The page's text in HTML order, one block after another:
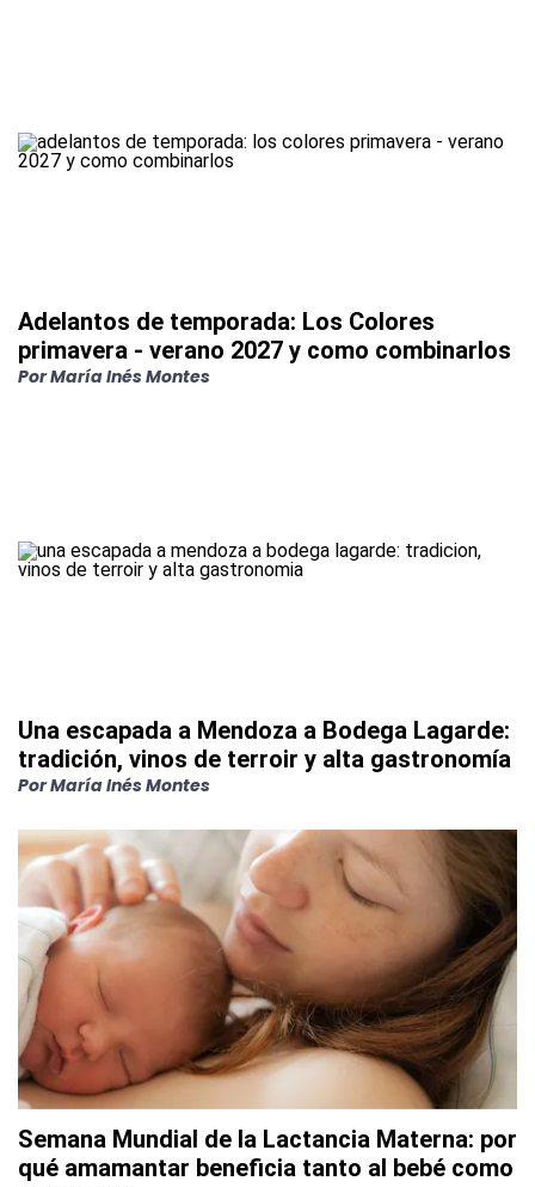
Adelantos de temporada: Los Colores
primavera - verano 2027 y como combinarlos
PorMaría Inés Montes
Una escapada a Mendoza a Bodega Lagarde:
tradición, vinos de terroir y alta gastronomía
PorMaría Inés Montes
Semana Mundial de la Lactancia Materna: por
qué amamantar beneficia tanto al bebé como